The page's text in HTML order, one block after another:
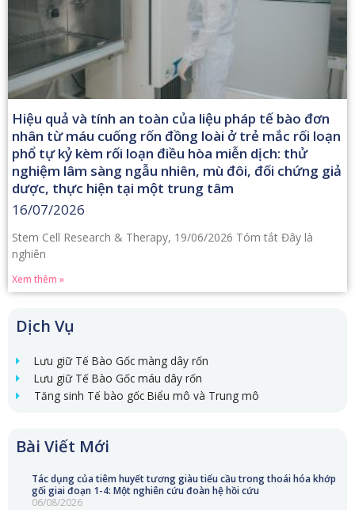
Dịch Vụ
Lưu giữ Tế Bào Gốc màng dây rốn
Lưu giữ Tế Bào Gốc máu dây rốn
Tăng sinh Tế bào gốc Biểu mô và Trung mô
Bài Viết Mới
Tác dụng của tiêm huyết tương giàu tiểu cầu trong thoái hóa khớp
gối giai đoạn 1-4: Một nghiên cứu đoàn hệ hồi cứu
06/08/2026
Hiệu quả và tính an toàn của liệu pháp tế bào đơn
nhân từ máu cuống rốn đồng loài ở trẻ mắc rối loạn
phổ tự kỷ kèm rối loạn điều hòa miễn dịch: thử
nghiệm lâm sàng ngẫu nhiên, mù đôi, đối chứng giả
dược, thực hiện tại một trung tâm
16/07/2026
Stem Cell Research & Therapy, 19/06/2026 Tóm tắt Đây là
nghiên
Xem thêm »